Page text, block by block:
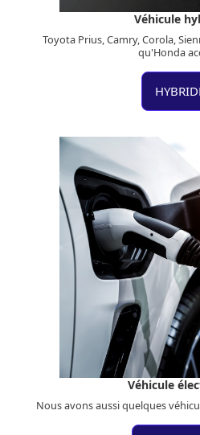
Véhicule
Toyota Prius, Camry, Corola,
qu'Honda
Véhicule
Nous avons aussi quelques